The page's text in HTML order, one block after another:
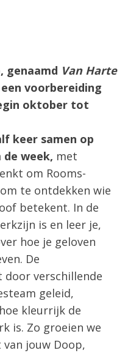
genaamd Van Harte
voorbereiding
oktober tot
keer samen op
de week, met
om Rooms-
te ontdekken wie
betekent. In de
is en leer je,
hoe je geloven
De
verschillende
geleid,
kleurrijk de
is. Zo groeien we
jouw Doop,